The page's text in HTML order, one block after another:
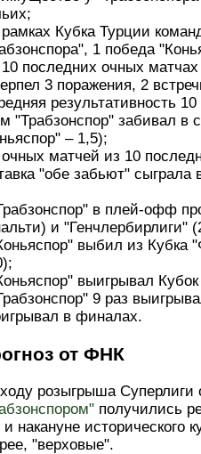
Кубка Турции
1 победа
последних очных
3 поражения, 2
результативность
"Трабзонспор" забивал в
– 1,5);
матчей из 10
"обе забьют"
в плей-офф
и "Генчлербирлиги"
выбил из Кубка
выигрывал
9 раз
в финалах.
от ФНК
розыгрыша
получились
и накануне исторического
"верховые".